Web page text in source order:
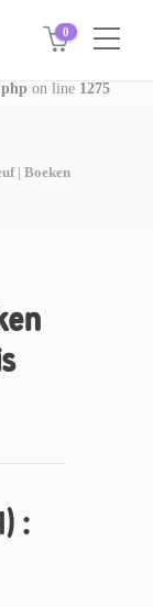
on line 1275
0
| Boeken
: